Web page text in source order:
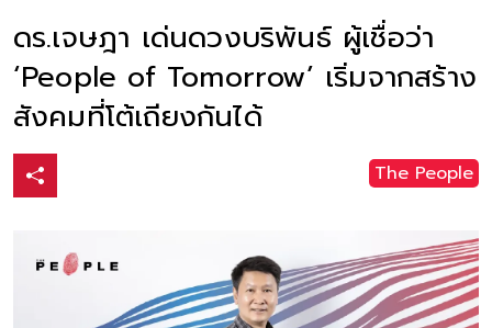
ดร.เจษฎา เด่นดวงบริพันธ์ ผู้เชื่อว่า
‘People of Tomorrow’ เริ่มจากสร้าง
สังคมที่โต้เถียงกันได้
The People